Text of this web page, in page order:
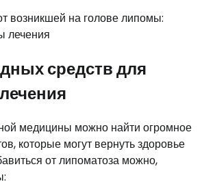
средств для
медицины можно найти огромное
которые могут вернуть здоровье
от липоматоза можно,